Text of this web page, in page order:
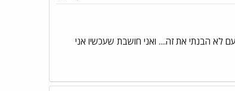
לא הבנתי את זה.... ואני חושבת שעכשיו אני